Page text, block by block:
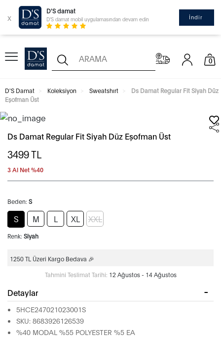
x
D'S damat
D'S damat mobil uygulamasından devam edin İndir
0
D'S Damat Koleksiyon Sweatshırt
Ds Damat Regular Fit Siyah Düz
Eşofman Üst
Ds Damat Regular Fit Siyah Düz Eşofman Üst
3499TL
3 Al Net %40
Beden: S
S M L XL XXL
Renk: Siyah
1250 TL Üzeri Kargo Bedava 🎉
Tahmini Teslimat Tarihi: 12 Ağustos - 14 Ağustos
Detaylar
5HCE247021023001S
SKU: 8683926126539
%40 MODAL %55 POLYESTER %5 EA